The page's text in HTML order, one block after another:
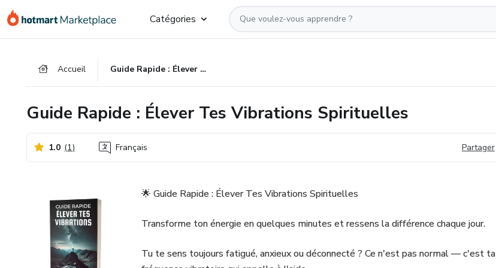
Aller
vers
Procéder
Aller
vers
Catégories
Accueil Guide Rapide : Élever Tes Vibrations Spirituelles
Guide Rapide : Élever Tes Vibrations Spirituelles
1.0 (1) Français Partager
🌟 Guide Rapide : Élever Tes Vibrations Spirituelles
Transforme ton énergie en quelques minutes et ressens la différence chaque jour.
Tu te sens toujours fatigué, anxieux ou déconnecté ? Ce n'est pas normal — c'est ta